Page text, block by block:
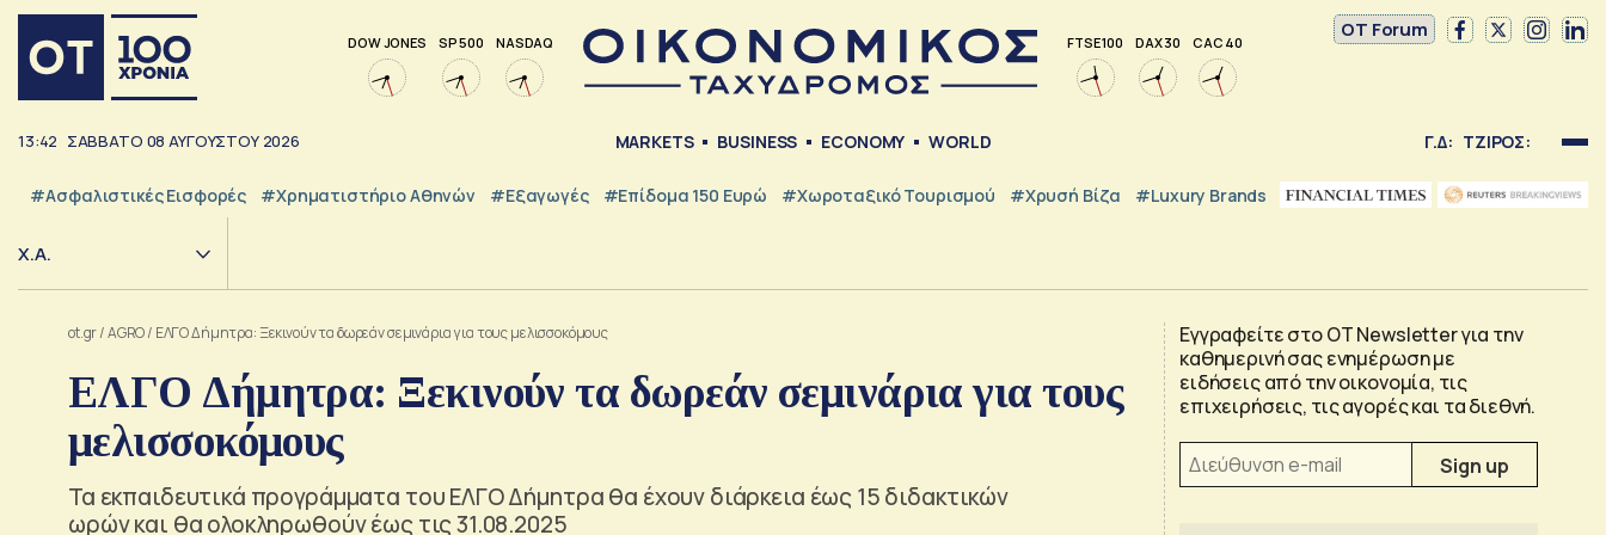
DOW JONES SP 500 NASDAQ FTSE 100 DAX 30 CAC 40
OT Forum
13:42 ΣΑΒΒΑΤΟ 08 ΑΥΓΟΥΣΤΟΥ 2026 MARKETS BUSINESS ECONOMY WORLD Γ.Δ: ΤΖΙΡΟΣ:
#Ασφαλιστικές Εισφορές #Χρηματιστήριο Αθηνών #εξαγωγές #Επίδομα 150 Ευρώ #Χωροταξικό Τουρισμού #Χρυσή Βίζα #luxury Brands
Χ.Α.
ot.gr/AGRO/ ΕΛΓΟ Δήμητρα: Ξεκινούν τα δωρεάν σεμινάρια για τους μελισσοκόμους
ΕΛΓΟ Δήμητρα: Ξεκινούν τα δωρεάν σεμινάρια για τους
μελισσοκόμους
Τα εκπαιδευτικά προγράμματα του ΕΛΓΟ Δήμητρα θα έχουν διάρκεια έως 15 διδακτικών
ωρών και θα ολοκληρωθούν έως τις 31.08.2025
Εγγραφείτε στο OT Newsletter για την
καθημερινή σας ενημέρωση με
ειδήσεις από την οικονομία, τις
επιχειρήσεις, τις αγορές και τα διεθνή.